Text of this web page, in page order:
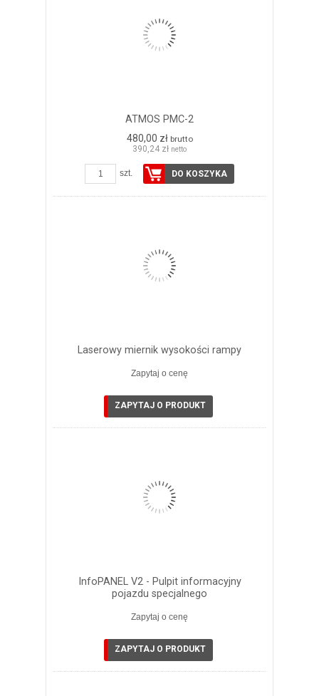
ATMOS PMC-2
480,00 zł brutto
390,24 zł netto
szt. DO KOSZYKA
Laserowy miernik wysokości rampy
Zapytaj o cenę
ZAPYTAJ O PRODUKT
InfoPANEL V2 - Pulpit informacyjny
pojazdu specjalnego
Zapytaj o cenę
ZAPYTAJ O PRODUKT